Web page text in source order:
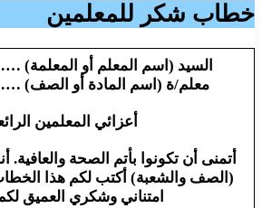
خطاب شكر للمعلمين
السيد (اسم المعلم أو
معلم/ة (اسم المادة أو
أعزائي المعلمين
أتمنى أن تكونوا بأتم الصحة
(الصف والشعبة) أكتب لكم هذا
امتناني وشكري العميق